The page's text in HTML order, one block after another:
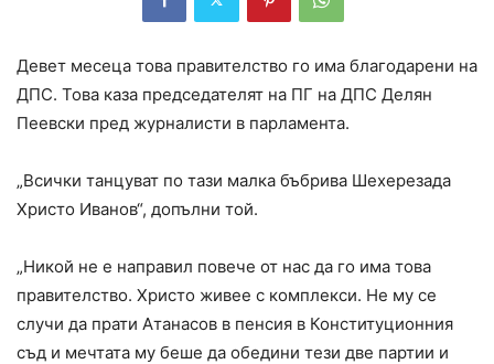
Девет месеца това правителство го има благодарени на
ДПС. Това каза председателят на ПГ на ДПС Делян
Пеевски пред журналисти в парламента.
„Всички танцуват по тази малка бъбрива Шехерезада
Христо Иванов“, допълни той.
„Никой не е направил повече от нас да го има това
правителство. Христо живее с комплекси. Не му се
случи да прати Атанасов в пенсия в Конституционния
съд и мечтата му беше да обедини тези две партии и